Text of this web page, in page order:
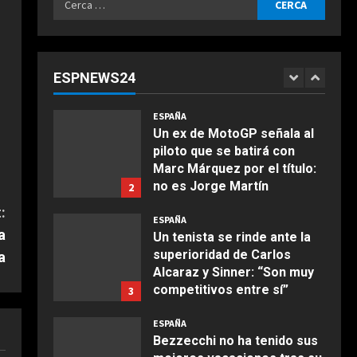
ESPNEWS24
1
2
ESPAÑA
Un ex de MotoGP señala al
piloto que se batirá con
Marc Márquez por el título:
no es Jorge Martín
3
ESPAÑA
Un tenista se rinde ante la
superioridad de Carlos
Alcaraz y Sinner: “Son muy
competitivos entre sí”
ESPAÑA
Bezzecchi no ha tenido sus
COCINA
Ensalada de espinacas
deliciosa
Maggio 28, 2026
Boquerones fritos en
freidora de aire
Aprile 24, 2026
Buñuelos de alcachofas